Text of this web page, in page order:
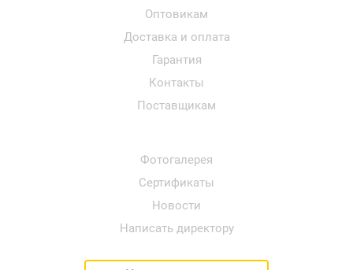
Оптовикам
Доставка и оплата
Гарантия
Контакты
Поставщикам
Фотогалерея
Сертификаты
Новости
Написать директору